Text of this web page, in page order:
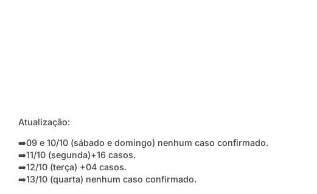
Atualização:
➡️09 e 10/10 (sábado e domingo) nenhum caso confirmado.
➡️11/10 (segunda)+16 casos.
➡️12/10 (terça) +04 casos.
➡️13/10 (quarta) nenhum caso confirmado.